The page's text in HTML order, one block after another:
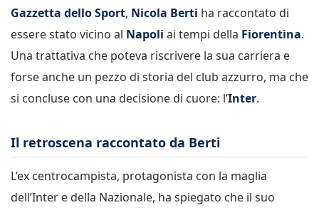
Gazzetta dello Sport, Nicola Berti ha raccontato di
essere stato vicino al Napoli ai tempi della Fiorentina.
Una trattativa che poteva riscrivere la sua carriera e
forse anche un pezzo di storia del club azzurro, ma che
si concluse con una decisione di cuore: l’Inter.
Il retroscena raccontato da Berti
L’ex centrocampista, protagonista con la maglia
dell’Inter e della Nazionale, ha spiegato che il suo